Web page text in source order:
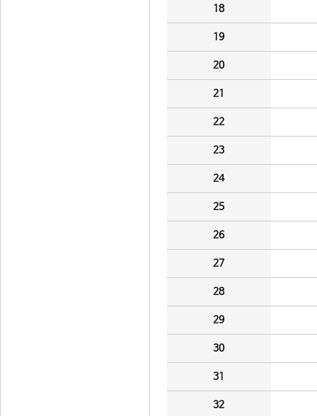
18
19
20
21
22
23
24
25
26
27
28
29
30
31
32